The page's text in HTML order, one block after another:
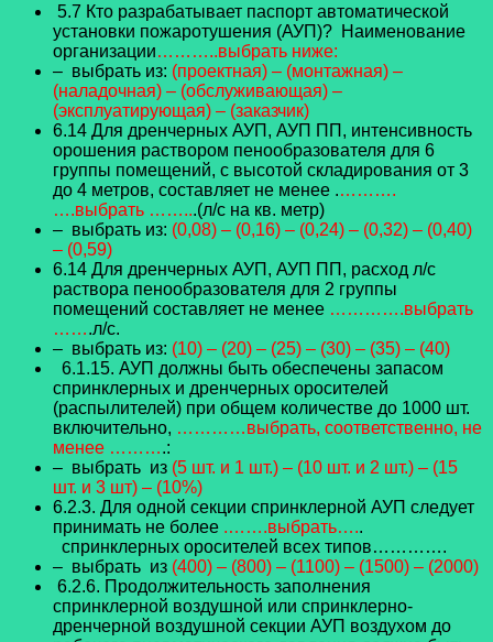
5.7 Кто разрабатывает паспорт автоматической
установки пожаротушения (АУП)? Наименование
организации………..выбрать ниже:
– выбрать из: (проектная) – (монтажная) –
(наладочная) – (обслуживающая) –
(эксплуатирующая) – (заказчик)
6.14 Для дренчерных АУП, АУП ПП, интенсивность
орошения раствором пенообразователя для 6
группы помещений, с высотой складирования от 3
до 4 метров, составляет не менее .……….
….выбрать ……...(л/с на кв. метр)
– выбрать из: (0,08) – (0,16) – (0,24) – (0,32) – (0,40)
– (0,59)
6.14 Для дренчерных АУП, АУП ПП, расход л/с
раствора пенообразователя для 2 группы
помещений составляет не менее ………….выбрать
…….л/с.
– выбрать из: (10) – (20) – (25) – (30) – (35) – (40)
6.1.15. АУП должны быть обеспечены запасом
спринклерных и дренчерных оросителей
(распылителей) при общем количестве до 1000 шт.
включительно, …………выбрать, соответственно, не
менее ……….:
– выбрать из (5 шт. и 1 шт.) – (10 шт. и 2 шт.) – (15
шт. и 3 шт) – (10%)
6.2.3. Для одной секции спринклерной АУП следует
принимать не более .…….выбрать…..
спринклерных оросителей всех типов………….
– выбрать из (400) – (800) – (1100) – (1500) – (2000)
6.2.6. Продолжительность заполнения
спринклерной воздушной или спринклерно-
дренчерной воздушной секции АУП воздухом до